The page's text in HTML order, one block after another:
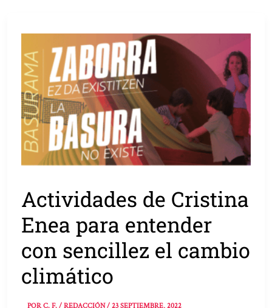
Actividades de Cristina
Enea para entender
con sencillez el cambio
climático
PORC. F. / REDACCIÓN/23 SEPTIEMBRE, 2022